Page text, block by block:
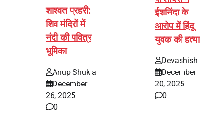
शाश्वत प्रहरी:
शिव मंदिरों में
नंदी की पवित्र
भूमिका
Anup Shukla
December
26, 2025
0
ईशनिंदा के
आरोप में हिंदू
युवक की हत्या
Devashish
December
20, 2025
0